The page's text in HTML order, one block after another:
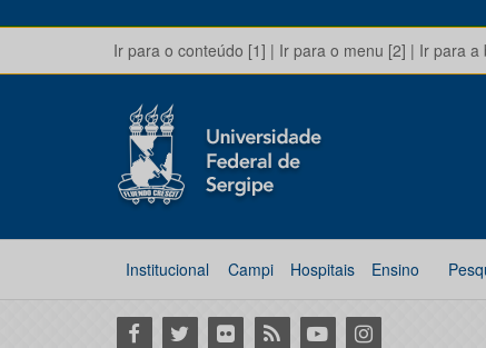
Ir para o conteúdo [1] | Ir para o menu [2] | Ir para a
Institucional Campi Hospitais Ensino
Facebook
Twitter Flickr RSS YoutubeInstagram